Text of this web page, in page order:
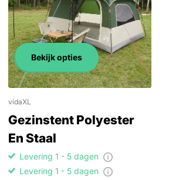
Bekijk opties
vidaXL
Gezinstent Polyester
En Staal
Levering 1 - 5 dagen
Levering 1 - 5 dagen